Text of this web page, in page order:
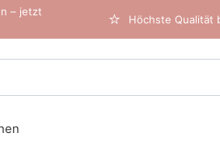
– jetzt
Höchste Qualität